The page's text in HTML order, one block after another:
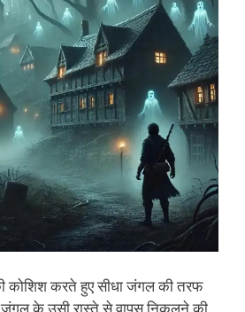
कोशिश करते हुए सीधा जंगल की तरफ
के उसी रास्ते से वापस निकलने की